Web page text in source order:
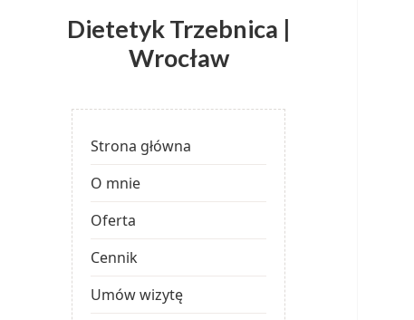
Dietetyk Trzebnica |
Wrocław
Strona główna
O mnie
Oferta
Cennik
Umów wizytę